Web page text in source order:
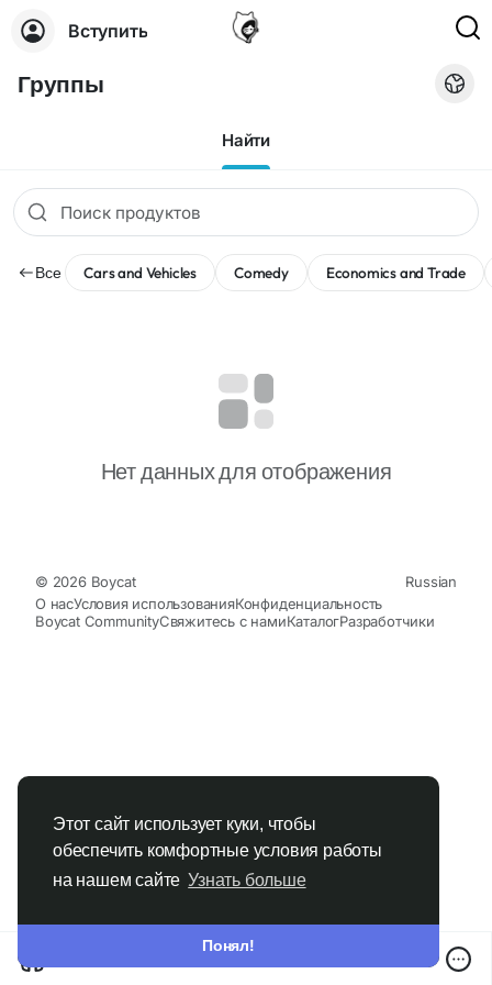
Этот сайт использует куки, чтобы
обеспечить комфортные условия работы
на нашем сайте Узнать больше
Понял!
Вступить
Группы
Найти
Все Cars and Vehicles Comedy Economics and Trade
Нет данных для отображения
© 2026 Boycat
Russian
О насУсловия использованияКонфиденциальность
Boycat CommunityСвяжитесь с намиКаталогРазработчики